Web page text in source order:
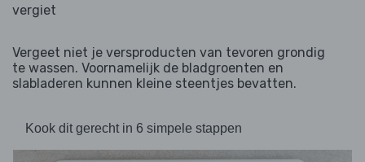
vergiet
Vergeet niet je versproducten van tevoren grondig
te wassen. Voornamelijk de bladgroenten en
slabladeren kunnen kleine steentjes bevatten.
Kook dit gerecht in 6 simpele stappen